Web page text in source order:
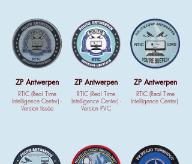
ZP Antwerpen
RTIC (Real Time
Intelligence Center) -
Version tissée
ZP Antwerpen
RTIC (Real Time
Intelligence Center) -
Version PVC
ZP Antwerpen
RTIC (Real Time
Intelligence Center)